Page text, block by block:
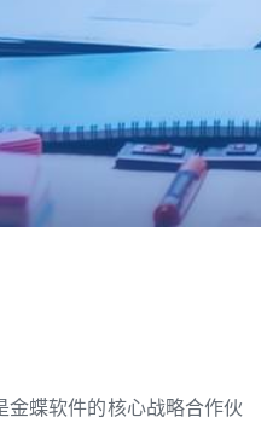
蝶软件的核心战略合作伙